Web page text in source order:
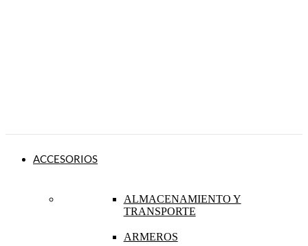
ACCESORIOS
ALMACENAMIENTO Y
TRANSPORTE
ARMEROS